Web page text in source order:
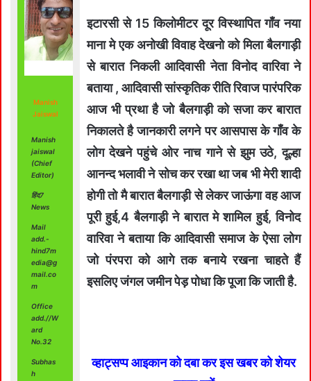
Manish
Jaiswal
Manish
jaiswal
(Chief
Editor)
हिंद7
News
Mail
add.-
hind7m
edia@g
mail.co
m
Office
add.//W
ard
No.32
Subhas
h
इटारसी से 15 किलोमीटर दूर विस्थापित गाँव नया
माना मे एक अनोखी विवाह देखनो को मिला बैलगाड़ी
से बारात निकली आदिवासी नेता विनोद वारिवा ने
बताया , आदिवासी सांस्कृतिक रीति रिवाज पारंपरिक
आज भी प्रथा है जो बैलगाड़ी को सजा कर बारात
निकालते है जानकारी लगने पर आसपास के गाँव के
लोग देखने पहुंचे ओर नाच गाने से झुम उठे, दूल्हा
आनन्द भलावी ने सोच कर रखा था जब भी मेरी शादी
होगी तो मै बारात बैलगाड़ी से लेकर जाऊंगा वह आज
पूरी हुई,4 बैलगाड़ी ने बारात मे शामिल हुई, विनोद
वारिवा ने बताया कि आदिवासी समाज के ऐसा लोग
जो पंरपरा को आगे तक बनाये रखना चाहते हैं
इसलिए जंगल जमीन पेड़ पोधा कि पूजा कि जाती है.
व्हाट्सप्प आइकान को दबा कर इस खबर को शेयर